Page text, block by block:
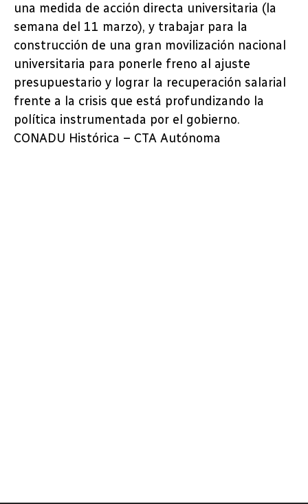
una medida de acción directa universitaria (la
semana del 11 marzo), y trabajar para la
construcción de una gran movilización nacional
universitaria para ponerle freno al ajuste
presupuestario y lograr la recuperación salarial
frente a la crisis que está profundizando la
política instrumentada por el gobierno.
CONADU Histórica – CTA Autónoma